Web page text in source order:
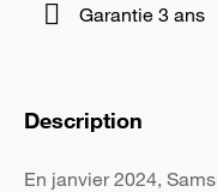
Garantie 3 ans
Description
En janvier 2024,